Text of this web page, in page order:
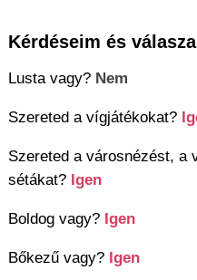
Kérdéseim és
Lusta vagy? Nem
Szereted a vígjátékokat?
Szereted a városnézést, a
sétákat? Igen
Boldog vagy? Igen
Bőkezű vagy? Igen